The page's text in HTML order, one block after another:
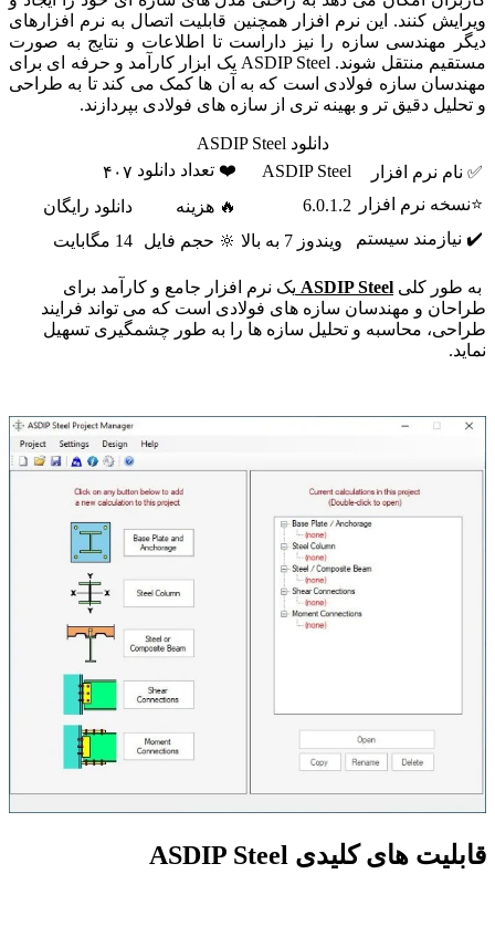
ویرایش کنند. این نرم افزار همچنین قابلیت اتصال به نرم افزارهای
دیگر مهندسی سازه را نیز داراست تا اطلاعات و نتایج به صورت
مستقیم منتقل شوند. ASDIP Steel یک ابزار کارآمد و حرفه ای برای
مهندسان سازه فولادی است که به آن ها کمک می کند تا به طراحی
و تحلیل دقیق تر و بهینه تری از سازه های فولادی بپردازند.
دانلود ASDIP Steel
✅ نام نرم افزار
ASDIP Steel ❤️ تعداد دانلود ۴۰۷
⭐نسخه نرم افزار
6.0.1.2 🔥 هزینه
دانلود رایگان
✔️ نیازمند سیستم
ویندوز 7 به بالا 🔆 حجم فایل 14 مگابایت
به طور کلی ASDIP Steel یک نرم افزار جامع و کارآمد برای
طراحان و مهندسان سازه های فولادی است که می تواند فرایند
طراحی، محاسبه و تحلیل سازه ها را به طور چشمگیری تسهیل
نماید.
قابلیت های کلیدی ASDIP Steel